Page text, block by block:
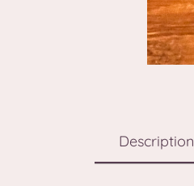
Description